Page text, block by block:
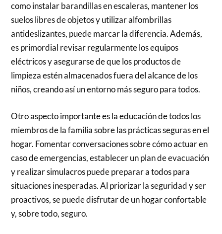
como instalar barandillas en escaleras, mantener los
suelos libres de objetos y utilizar alfombrillas
antideslizantes, puede marcar la diferencia. Además,
es primordial revisar regularmente los equipos
eléctricos y asegurarse de que los productos de
limpieza estén almacenados fuera del alcance de los
niños, creando así un entorno más seguro para todos.
Otro aspecto importante es la educación de todos los
miembros de la familia sobre las prácticas seguras en el
hogar. Fomentar conversaciones sobre cómo actuar en
caso de emergencias, establecer un plan de evacuación
y realizar simulacros puede preparar a todos para
situaciones inesperadas. Al priorizar la seguridad y ser
proactivos, se puede disfrutar de un hogar confortable
y, sobre todo, seguro.